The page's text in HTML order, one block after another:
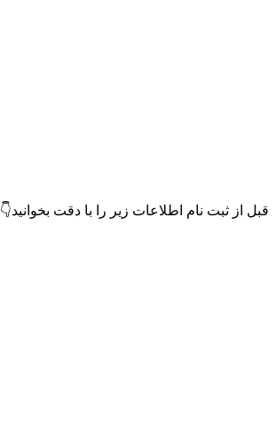
قبل از ثبت نام اطلاعات زیر را با دقت بخوانید👇